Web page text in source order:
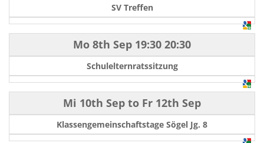
SV Treffen
Mo 8th Sep 19:30 20:30
Schulelternratssitzung
Mi 10th Sep to Fr 12th Sep
Klassengemeinschaftstage Sögel Jg. 8